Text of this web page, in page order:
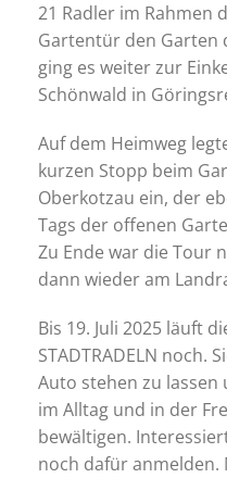
21 Radler im Rahmen
Gartentür den Garten
ging es weiter zur
Schönwald in
Auf dem Heimweg
kurzen Stopp beim
Oberkotzau ein, der
Tags der offenen
Zu Ende war die Tour
dann wieder am
Bis 19. Juli 2025 läuft
STADTRADELN noch.
Auto stehen zu lassen
im Alltag und in der
bewältigen.
noch dafür anmelden.